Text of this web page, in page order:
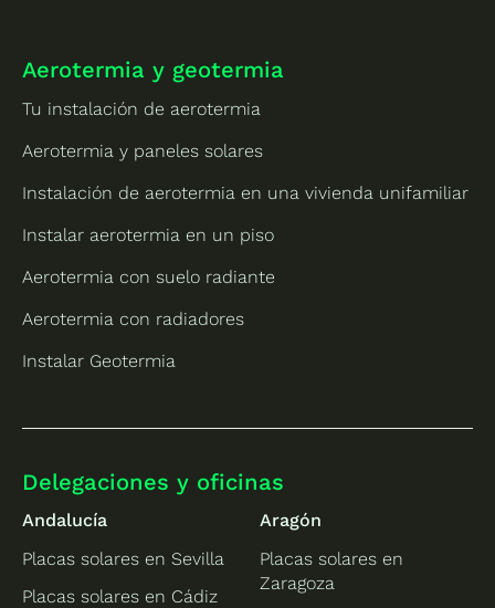
Aerotermia y geotermia
Tu instalación de aerotermia
Aerotermia y paneles solares
Instalación de aerotermia en una vivienda unifamiliar
Instalar aerotermia en un piso
Aerotermia con suelo radiante
Aerotermia con radiadores
Instalar Geotermia
Delegaciones y oficinas
Andalucía
Placas solares en Sevilla
Placas solares en Cádiz
Aragón
Placas solares en
Zaragoza